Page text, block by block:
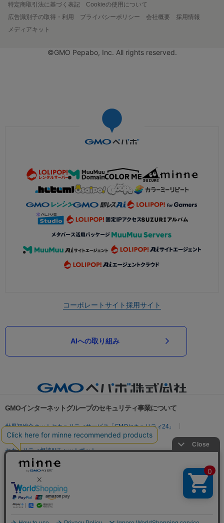
特定商取引法に基づく表記
Cookieの使用について
広告識別子の取得・利用
プライバシーポリシー 会社概要
採用情報
メディアキット
©GMO Pepabo, Inc. All rights reserved.
コーポレートサイト採用サイト
AIへの取り組み
GMOインターネットグループのセキュリティ事業について
世界初総合ネットセキュリティサービス「GMOセキュリティ24」
パスワード漏洩診断
Webサイトリスク診断
セキュリティ相談AIチャットボット
実在証明・盗聴対策
サイバー攻撃対策（GMO Flatt Security）
セキュリティ事業の軌跡